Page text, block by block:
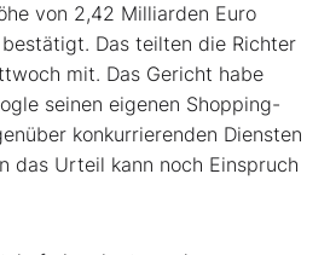
von 2,42 Milliarden Euro
Das teilten die Richter
mit. Das Gericht habe
seinen eigenen Shopping-
konkurrierenden Diensten
das Urteil kann noch Einspruch